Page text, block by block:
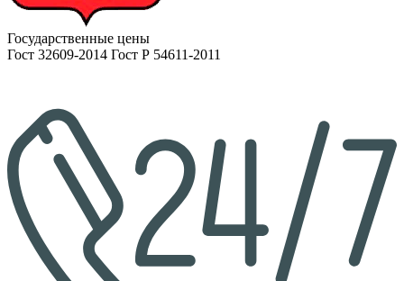
Государственные цены
Гост 32609-2014 Гост Р 54611-2011